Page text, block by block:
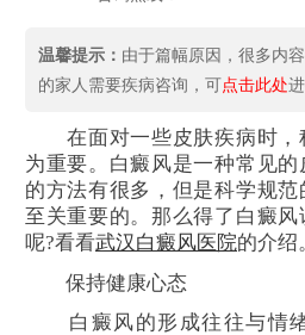
温馨提示： 由于篇幅原因，很多内
的家人需要疾病咨询，可点击此处
在面对一些皮肤疾病时，
为重要。白癜风是一种常见
的方法有很多，但是科学规
至关重要的。那么得了白癜
呢?看看武汉白癜风医院的介绍
保持健康心态
白癜风的形成往往与情绪